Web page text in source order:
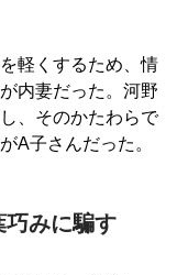
軽くするため、情
内妻だった。河野
、そのかたわらで
A子さんだった。
巧みに騙す